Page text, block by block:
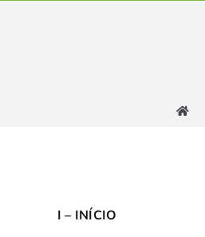
I – INÍCIO